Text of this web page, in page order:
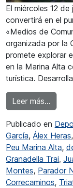
El miércoles 12
convertirá en el
«Medios de
organizada por la
promete explorar
en la Marina Alta
turística.
Leer más…
Publicado en
García, Álex Heras,
Peu Marina Alta,
Granadella Trai,
Montes, Parador
Correcaminos,